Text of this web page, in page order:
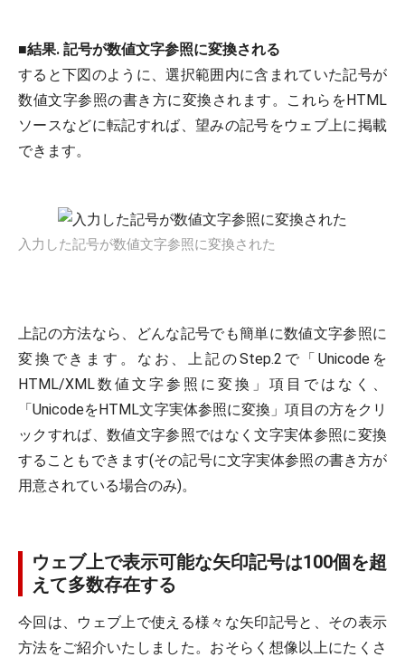
■結果. 記号が数値文字参照に変換される
すると下図のように、選択範囲内に含まれていた記号が
数値文字参照の書き方に変換されます。これらをHTML
ソースなどに転記すれば、望みの記号をウェブ上に掲載
できます。
入力した記号が数値文字参照に変換された
上記の方法なら、どんな記号でも簡単に数値文字参照に
変換できます。なお、上記のStep.2で「Unicodeを
HTML/XML数値文字参照に変換」項目ではなく、
「UnicodeをHTML文字実体参照に変換」項目の方をクリ
ックすれば、数値文字参照ではなく文字実体参照に変換
することもできます(その記号に文字実体参照の書き方が
用意されている場合のみ)。
ウェブ上で表示可能な矢印記号は100個を超
えて多数存在する
今回は、ウェブ上で使える様々な矢印記号と、その表示
方法をご紹介いたしました。おそらく想像以上にたくさ